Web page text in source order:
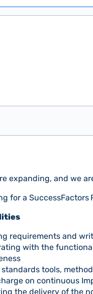
expanding, and we
for a SuccessFactors
requirements and
with the
tools,
on continuous
the delivery of the